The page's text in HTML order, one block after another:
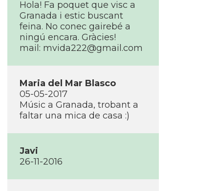
Hola! Fa poquet que visc a
Granada i estic buscant
feina. No conec gairebé a
ningú encara. Gràcies!
mail: mvida222@gmail.com
Maria del Mar Blasco
05-05-2017
Músic a Granada, trobant a
faltar una mica de casa :)
Javi
26-11-2016